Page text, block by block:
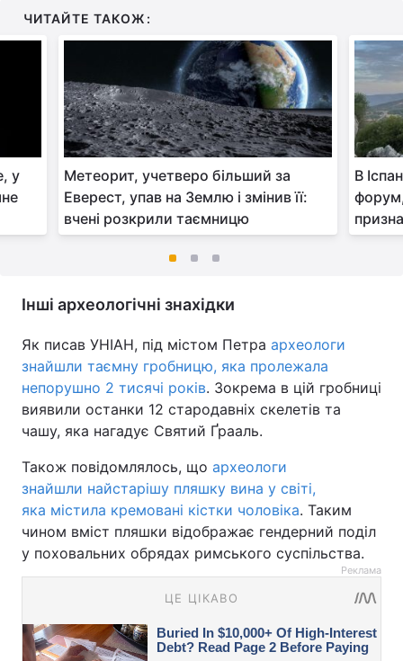
ЧИТАЙТЕ ТАКОЖ:
у
Метеорит, учетверо більший за
Еверест, упав на Землю і змінив її:
вчені розкрили таємницю
В
Інші археологічні знахідки
Як писав УНІАН, під містом Петра археологи
знайшли таємну гробницю, яка пролежала
непорушно 2 тисячі років. Зокрема в цій гробниці
виявили останки 12 стародавніх скелетів та
чашу, яка нагадує Святий Ґрааль.
Також повідомлялось, що археологи
знайшли найстарішу пляшку вина у світі,
яка містила кремовані кістки чоловіка. Таким
чином вміст пляшки відображає гендерний поділ
у поховальних обрядах римського суспільства.
Реклама